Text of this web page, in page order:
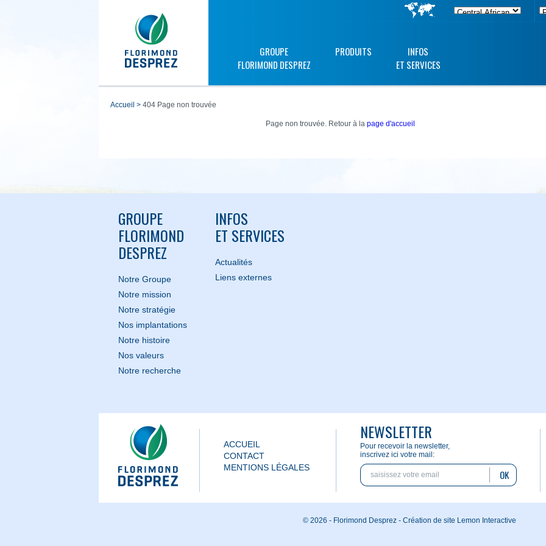
GROUPE
FLORIMOND DESPREZ
PRODUITS
INFOS
ET SERVICES
accueil > 404 Page non trouvée
Page non trouvée. Retour à la page d'accueil
GROUPE
FLORIMOND
DESPREZ
Notre Groupe
Notre mission
Notre stratégie
Nos implantations
Notre histoire
Nos valeurs
Notre recherche
INFOS
ET SERVICES
Actualités
Liens externes
ACCUEIL
CONTACT
MENTIONS LÉGALES
NEWSLETTER
Pour recevoir la newsletter,
inscrivez ici votre mail:
OK
© 2026 - Florimond Desprez - Création de site Lemon Interactive